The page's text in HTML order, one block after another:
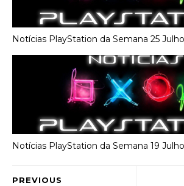
Notícias PlayStation da Semana 25
Notícias PlayStation da Semana 19
PREVIOUS